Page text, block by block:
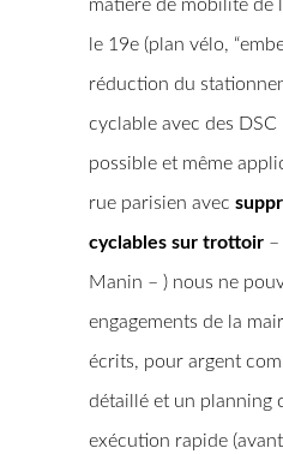
matière de mobilité de
le 19e (plan vélo,
réduction du
cyclable avec des
possible et même
rue parisien avec
cyclables sur trottoir –
Manin – ) nous ne
engagements de la
écrits, pour argent
détaillé et un planning
exécution rapide